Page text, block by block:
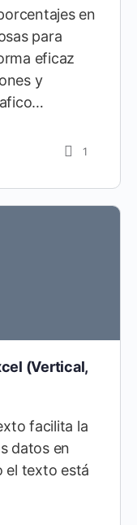
en
para
eficaz
y
1
(Vertical,
facilita la
datos en
el texto está